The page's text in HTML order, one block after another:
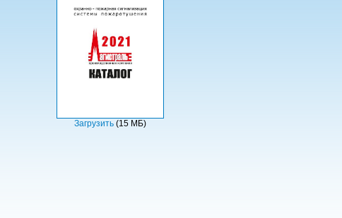
Загрузить(15 МБ)